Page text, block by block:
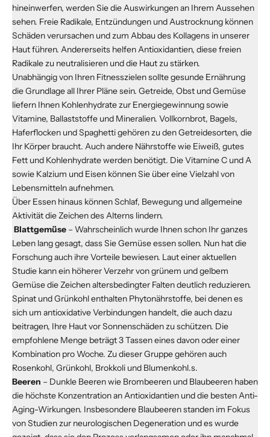
hineinwerfen, werden Sie die Auswirkungen an Ihrem Aussehen
sehen. Freie Radikale, Entzündungen und Austrocknung können
Schäden verursachen und zum Abbau des Kollagens in unserer
Haut führen. Andererseits helfen Antioxidantien, diese freien
Radikale zu neutralisieren und die Haut zu stärken.
Unabhängig von Ihren Fitnesszielen sollte gesunde Ernährung
die Grundlage all Ihrer Pläne sein. Getreide, Obst und Gemüse
liefern Ihnen Kohlenhydrate zur Energiegewinnung sowie
Vitamine, Ballaststoffe und Mineralien. Vollkornbrot, Bagels,
Haferflocken und Spaghetti gehören zu den Getreidesorten, die
Ihr Körper braucht. Auch andere Nährstoffe wie Eiweiß, gutes
Fett und Kohlenhydrate werden benötigt. Die Vitamine C und A
sowie Kalzium und Eisen können Sie über eine Vielzahl von
Lebensmitteln aufnehmen.
Über Essen hinaus können Schlaf, Bewegung und allgemeine
Aktivität die Zeichen des Alterns lindern.
Blattgemüse – Wahrscheinlich wurde Ihnen schon Ihr ganzes
Leben lang gesagt, dass Sie Gemüse essen sollen. Nun hat die
Forschung auch ihre Vorteile bewiesen. Laut einer aktuellen
Studie kann ein höherer Verzehr von grünem und gelbem
Gemüse die Zeichen altersbedingter Falten deutlich reduzieren.
Spinat und Grünkohl enthalten Phytonährstoffe, bei denen es
sich um antioxidative Verbindungen handelt, die auch dazu
beitragen, Ihre Haut vor Sonnenschäden zu schützen. Die
empfohlene Menge beträgt 3 Tassen eines davon oder einer
Kombination pro Woche. Zu dieser Gruppe gehören auch
Rosenkohl, Grünkohl, Brokkoli und Blumenkohl.s.
Beeren – Dunkle Beeren wie Brombeeren und Blaubeeren haben
die höchste Konzentration an Antioxidantien und die besten Anti-
Aging-Wirkungen. Insbesondere Blaubeeren standen im Fokus
von Studien zur neurologischen Degeneration und es wurde